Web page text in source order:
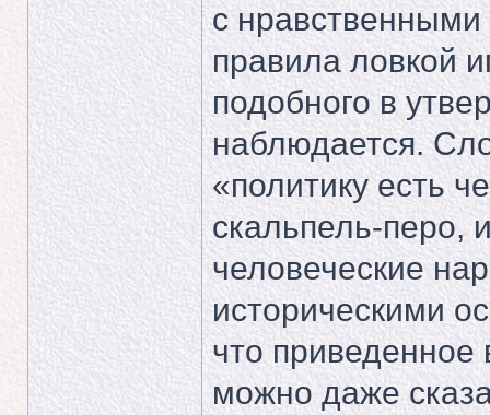
с
правила ловкой
подобного в
наблюдается.
«политику есть
скальпель-перо,
человеческие
историческими
что
можно даже